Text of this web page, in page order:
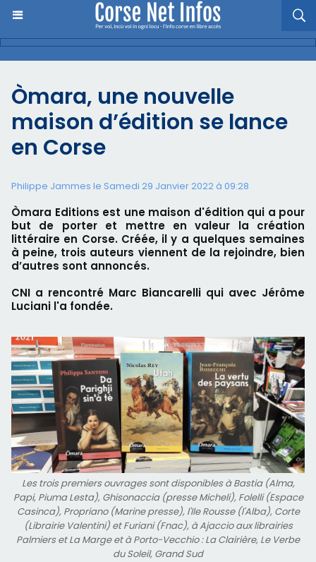
Òmara, une nouvelle
maison d’édition se lance
en Corse
Philippe Jammes le Samedi 29 Janvier 2022 à 09:28
Òmara Editions est une maison d'édition qui a pour
but de porter et mettre en valeur la création
littéraire en Corse. Créée, il y a quelques semaines
à peine, trois auteurs viennent de la rejoindre, bien
d’autres sont annoncés.
CNI a rencontré Marc Biancarelli qui avec Jérôme
Luciani l'a fondée.
Les trois premiers ouvrages sont disponibles à Bastia (Alma,
Papi, Piuma Lesta), Ghisonaccia (presse Micheli), Folelli (Espace
Casinca), Propriano (Marine presse), l'Ile Rousse (l'Alba), Corte
(Librairie Valentini) et Furiani (Fnac), à Ajaccio aux librairies
Palmiers et La Marge et à Porto-Vecchio : La Clairière, Le Verbe
du Soleil, Grand Sud